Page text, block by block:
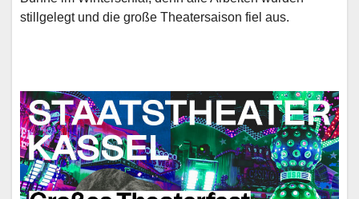
stillgelegt und die große Theatersaison fiel aus.